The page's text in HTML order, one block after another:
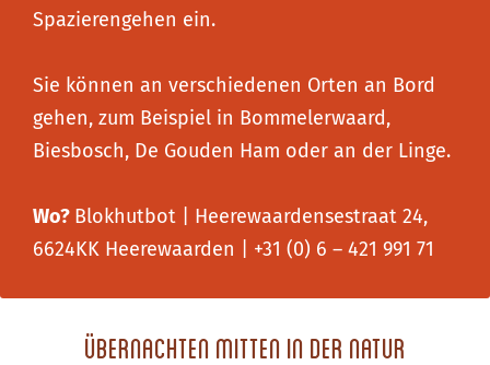
Spazierengehen ein.
Sie können an verschiedenen Orten an Bord
gehen, zum Beispiel in Bommelerwaard,
Biesbosch, De Gouden Ham oder an der Linge.
Wo? Blokhutbot | Heerewaardensestraat 24,
6624KK Heerewaarden | +31 (0) 6 – 421 991 71
Übernachten mitten in der Natur